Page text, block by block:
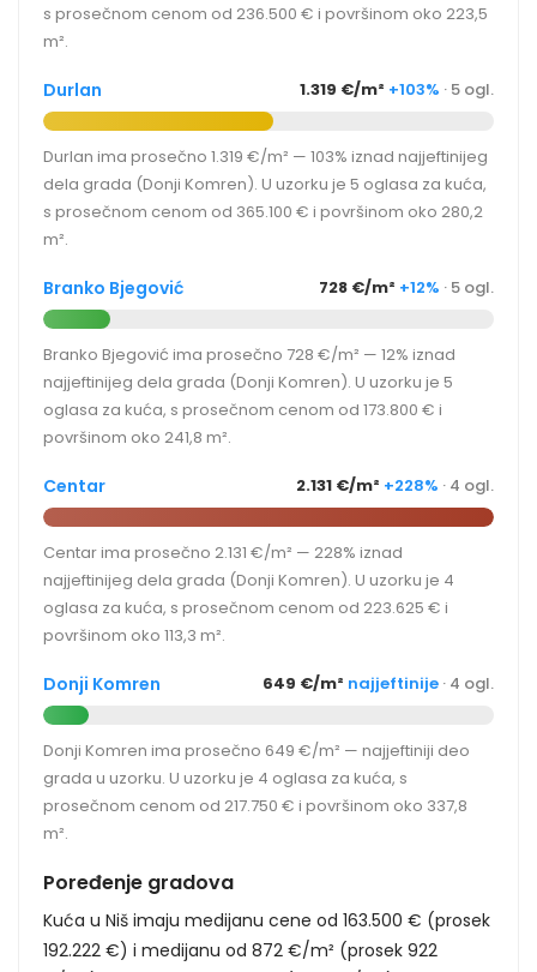
s prosečnom cenom od 236.500 € i površinom oko 223,5
m².
Durlan 1.319 €/m² +103% · 5 ogl.
Durlan ima prosečno 1.319 €/m² — 103% iznad najjeftinijeg
dela grada (Donji Komren). U uzorku je 5 oglasa za kuća,
s prosečnom cenom od 365.100 € i površinom oko 280,2
m².
Branko Bjegović 728 €/m² +12% · 5 ogl.
Branko Bjegović ima prosečno 728 €/m² — 12% iznad
najjeftinijeg dela grada (Donji Komren). U uzorku je 5
oglasa za kuća, s prosečnom cenom od 173.800 € i
površinom oko 241,8 m².
Centar 2.131 €/m² +228% · 4 ogl.
Centar ima prosečno 2.131 €/m² — 228% iznad
najjeftinijeg dela grada (Donji Komren). U uzorku je 4
oglasa za kuća, s prosečnom cenom od 223.625 € i
površinom oko 113,3 m².
Donji Komren 649 €/m² najjeftinije · 4 ogl.
Donji Komren ima prosečno 649 €/m² — najjeftiniji deo
grada u uzorku. U uzorku je 4 oglasa za kuća, s
prosečnom cenom od 217.750 € i površinom oko 337,8
m².
Poređenje gradova
Kuća u Niš imaju medijanu cene od 163.500 € (prosek
192.222 €) i medijanu od 872 €/m² (prosek 922